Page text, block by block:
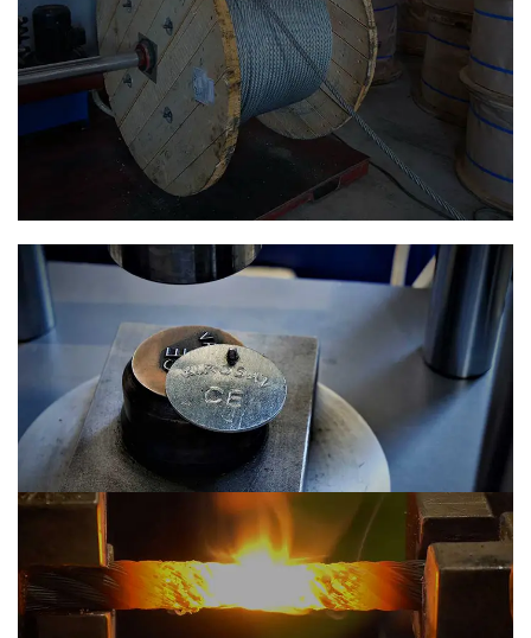
Μετάγγιση συρματόσχοινου
Για τη διευκόλυνση των πελατών μας, διαθέτουμε ένα
μηχάνημα το οποίο μας δίνει τη δυνατότητα να
μεταγγίσουμε...
Δημιουργία & Τοποθέτηση ταμπελών
πιστοποίησης
Στοχεύοντας στην ποιότητα και στην αξιοπιστία,